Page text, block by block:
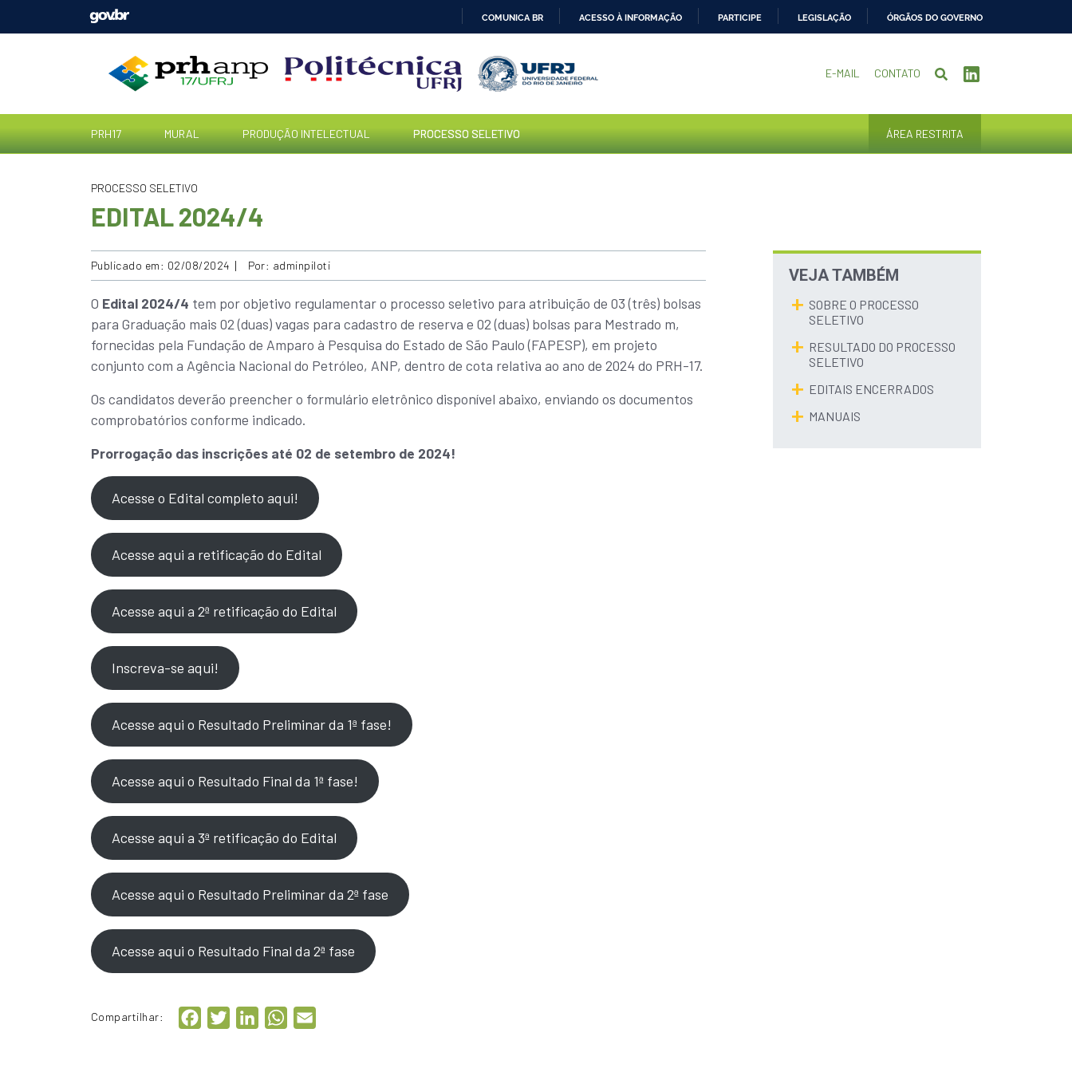
PARA
O
COMUNICA BR ACESSO À INFORMAÇÃO PARTICIPE LEGISLAÇÃO ÓRGÃOS DO GOVERNO
E-MAIL CONTATO
PRH17 MURAL PRODUÇÃO INTELECTUAL PROCESSO SELETIVO ÁREA RESTRITA
PROCESSO SELETIVO
EDITAL 2024/4
Publicado em: 02/08/2024 Por: adminpiloti
O Edital 2024/4 tem por objetivo regulamentar o processo seletivo para atribuição de 03 (três) bolsas
para Graduação mais 02 (duas) vagas para cadastro de reserva e 02 (duas) bolsas para Mestrado m,
fornecidas pela Fundação de Amparo à Pesquisa do Estado de São Paulo (FAPESP), em projeto
conjunto com a Agência Nacional do Petróleo, ANP, dentro de cota relativa ao ano de 2024 do PRH-17.
Os candidatos deverão preencher o formulário eletrônico disponível abaixo, enviando os documentos
comprobatórios conforme indicado.
Prorrogação das inscrições até 02 de setembro de 2024!
Acesse o Edital completo aqui!
Acesse aqui a retificação do Edital
Acesse aqui a 2ª retificação do Edital
Inscreva-se aqui!
Acesse aqui o Resultado Preliminar da 1ª fase!
Acesse aqui o Resultado Final da 1ª fase!
Acesse aqui a 3ª retificação do Edital
Acesse aqui o Resultado Preliminar da 2ª fase
Acesse aqui o Resultado Final da 2ª fase
Compartilhar: FacebookTwitterLinkedInWhatsApp
VEJA TAMBÉM
SOBRE O PROCESSO
SELETIVO
RESULTADO DO PROCESSO
SELETIVO
EDITAIS ENCERRADOS
MANUAIS